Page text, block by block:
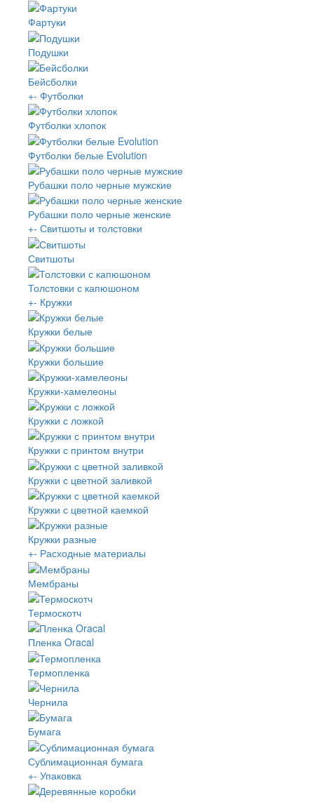
Фартуки
Подушки
Бейсболки
+- Футболки
Футболки хлопок
Футболки белые Evolution
Рубашки поло черные мужские
Рубашки поло черные женские
+- Свитшоты и толстовки
Свитшоты
Толстовки с капюшоном
+- Кружки
Кружки белые
Кружки большие
Кружки-хамелеоны
Кружки с ложкой
Кружки с принтом внутри
Кружки с цветной заливкой
Кружки с цветной каемкой
Кружки разные
+- Расходные материалы
Мембраны
Термоскотч
Пленка Oracal
Термопленка
Чернила
Бумага
Сублимационная бумага
+- Упаковка